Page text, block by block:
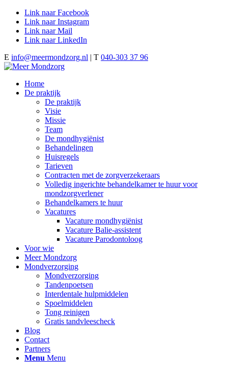
Link naar Facebook
Link naar Instagram
Link naar Mail
Link naar LinkedIn
E info@meermondzorg.nl | T 040-303 37 96
Home
De praktijk
De praktijk
Visie
Missie
Team
De mondhygiënist
Behandelingen
Huisregels
Tarieven
Contracten met de zorgverzekeraars
Volledig ingerichte behandelkamer te huur voor
mondzorgverlener
Behandelkamers te huur
Vacatures
Vacature mondhygiënist
Vacature Balie-assistent
Vacature Parodontoloog
Voor wie
Meer Mondzorg
Mondverzorging
Mondverzorging
Tandenpoetsen
Interdentale hulpmiddelen
Spoelmiddelen
Tong reinigen
Gratis tandvleescheck
Blog
Contact
Partners
Menu Menu